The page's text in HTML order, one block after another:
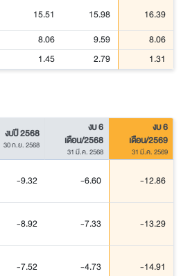
15.51 15.98 16.39
8.06 9.59 8.06
1.45 2.79 1.31
งบปี 2568
30 ก.ย. 2568
งบ 6
เดือน/2568
31 มี.ค. 2568
งบ 6
เดือน/2569
31 มี.ค. 2569
-9.32 -6.60 -12.86
-8.92 -7.33 -13.29
-7.52 -4.73 -14.91